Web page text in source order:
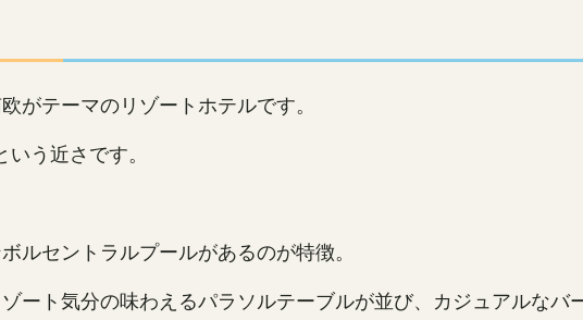
がテーマのリゾートホテルです。
う近さです。
ルセントラルプールがあるのが特徴。
ート気分の味わえるパラソルテーブルが並び、カジュアルなバ